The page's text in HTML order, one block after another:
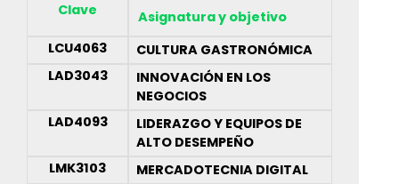
Clave
Asignatura y objetivo
LCU4063
CULTURA GASTRONÓMICA
LAD3043
INNOVACIÓN EN LOS
NEGOCIOS
LAD4093
LIDERAZGO Y EQUIPOS DE
ALTO DESEMPEÑO
LMK3103
MERCADOTECNIA DIGITAL